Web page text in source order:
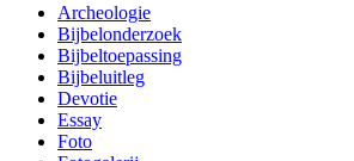
Archeologie
Bijbelonderzoek
Bijbeltoepassing
Bijbeluitleg
Devotie
Essay
Foto